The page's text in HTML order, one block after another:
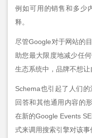
例如可用的销售和多少
释。
尽管Google对于网站的
助您最大限度地减少任
生态系统中，品牌不想让
Schema也引起了人们
回答和其他通用内容的
在新的Google Events
式来调用搜索引擎对该事